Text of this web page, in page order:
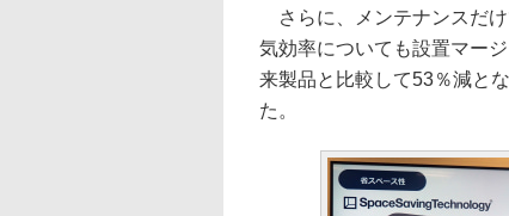
さらに、メンテナンスだ
気効率についても設置マー
来製品と比較して53％減と
た。